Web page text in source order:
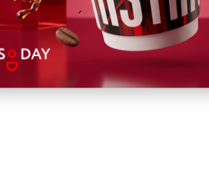
театры (Nomad City Hall)